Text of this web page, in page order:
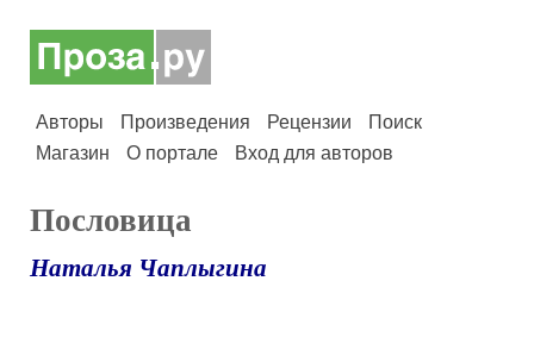
Авторы Произведения Рецензии
Поиск
Магазин
О портале Вход для авторов
Пословица
Наталья Чаплыгина